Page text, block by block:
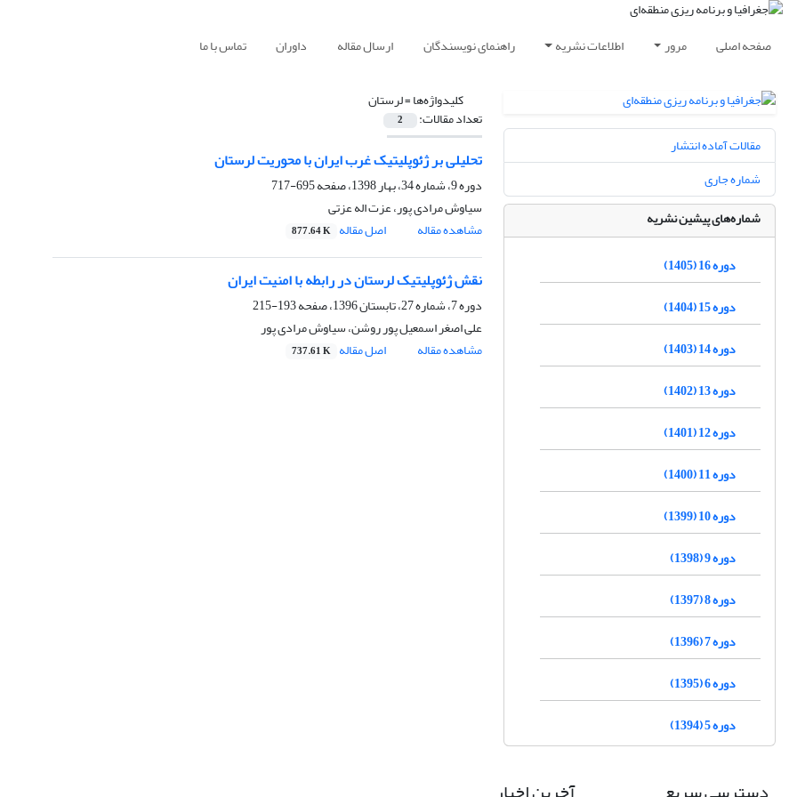
صفحه اصلی مرور اطلاعات نشریه راهنمای نویسندگان ارسال مقاله داوران تماس با ما
کلیدواژه‌ها =لرستان
تعداد مقالات: 2
تحلیلی بر ژئوپلیتیک غرب ایران با محوریت لرستان
دوره 9، شماره 34، بهار 1398، صفحه
695-717
سیاوش مرادی پور، عزت اله عزتی
مشاهده مقاله
اصل مقاله 877.64 K
نقش ژئوپلیتیک لرستان در رابطه با امنیت ایران
دوره 7، شماره 27، تابستان 1396، صفحه
193-215
علی اصغر اسمعیل پور روشن، سیاوش مرادی پور
مشاهده مقاله
اصل مقاله 737.61 K
مقالات آماده انتشار
شماره جاری
شماره‌های پیشین نشریه
دوره 16 (1405)
دوره 15 (1404)
دوره 14 (1403)
دوره 13 (1402)
دوره 12 (1401)
دوره 11 (1400)
دوره 10 (1399)
دوره 9 (1398)
دوره 8 (1397)
دوره 7 (1396)
دوره 6 (1395)
دوره 5 (1394)